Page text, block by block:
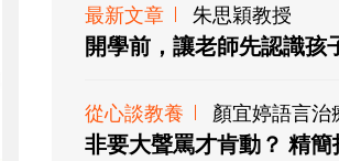
最新文章 朱思穎教授
開學前，讓老師先認識孩
從心談教養 顏宜婷語言治
非要大聲罵才肯動？ 精